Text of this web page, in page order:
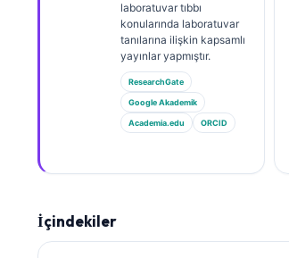
laboratuvar tıbbı
konularında laboratuvar
tanılarına ilişkin kapsamlı
yayınlar yapmıştır.
ResearchGate
Google Akademik
Academia.edu ORCID
İçindekiler